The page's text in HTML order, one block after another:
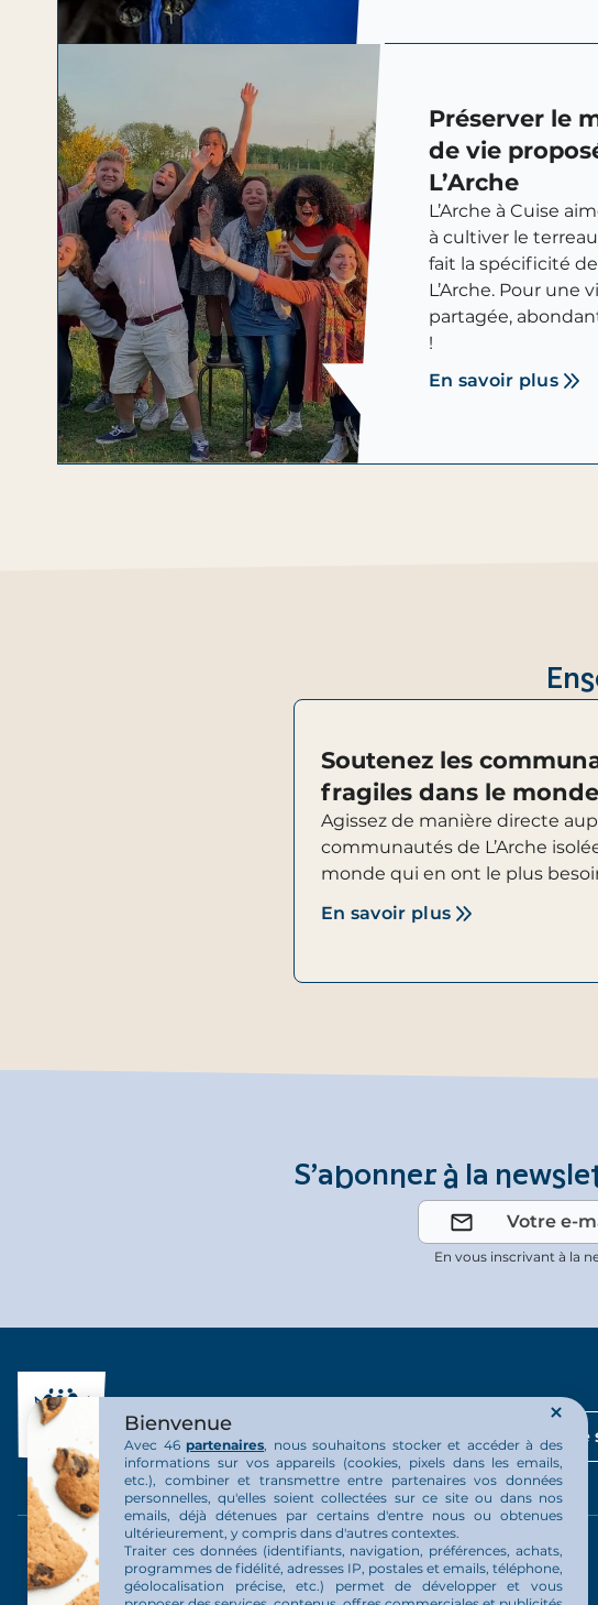
Préserver le
de vie
L’Arche
L’Arche à Cuise
à cultiver le
fait la spécificité de
L’Arche. Pour une
partagée,
!
En savoir plus
Soutenez les
fragiles dans le monde
Agissez de manière directe
communautés de L’Arche
monde qui en ont le plus
En savoir plus
S’abonner à la
En vous inscrivant à la
L’Arche en personnes Nous rejoindre
Bienvenue
Avec 46partenaires, nous souhaitons stocker et accéder à des
informations sur vos appareils (cookies, pixels dans les emails,
etc.), combiner et transmettre entre partenaires vos données
personnelles, qu'elles soient collectées sur ce site ou dans nos
emails, déjà détenues par certains d'entre nous ou obtenues
ultérieurement, y compris dans d'autres contextes.
Traiter ces données (identifiants, navigation, préférences, achats,
programmes de fidélité, adresses IP, postales et emails, téléphone,
géolocalisation précise, etc.) permet de développer et vous